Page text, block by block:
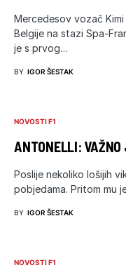
Mercedesov vozač
Belgije na stazi Spa-
je s prvog…
BY IGOR ŠESTAK
NOVOSTI F1
ANTONELLI: VAŽNO
Poslije nekoliko lošijih
pobjedama. Pritom mu
BY IGOR ŠESTAK
NOVOSTI F1